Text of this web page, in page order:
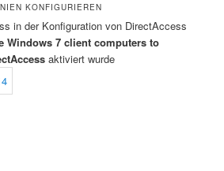
KONFIGURIEREN
in der Konfiguration von DirectAccess
Windows 7 client computers to
aktiviert wurde